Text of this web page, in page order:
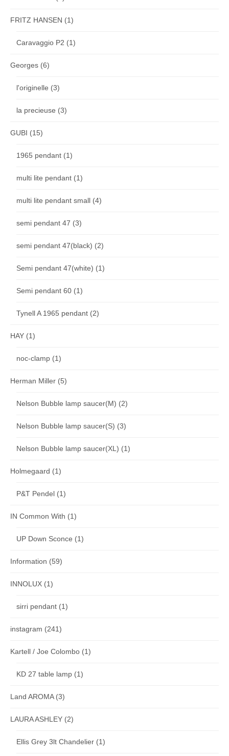
FRITZ HANSEN (1)
Caravaggio P2 (1)
Georges (6)
l'originelle (3)
la precieuse (3)
GUBI (15)
1965 pendant (1)
multi lite pendant (1)
multi lite pendant small (4)
semi pendant 47 (3)
semi pendant 47(black) (2)
Semi pendant 47(white) (1)
Semi pendant 60 (1)
Tynell A 1965 pendant (2)
HAY (1)
noc-clamp (1)
Herman Miller (5)
Nelson Bubble lamp saucer(M) (2)
Nelson Bubble lamp saucer(S) (3)
Nelson Bubble lamp saucer(XL) (1)
Holmegaard (1)
P&T Pendel (1)
IN Common With (1)
UP Down Sconce (1)
Information (59)
INNOLUX (1)
sirri pendant (1)
instagram (241)
Kartell / Joe Colombo (1)
KD 27 table lamp (1)
Land AROMA(3)
LAURA ASHLEY (2)
Ellis Grey 3lt Chandelier (1)